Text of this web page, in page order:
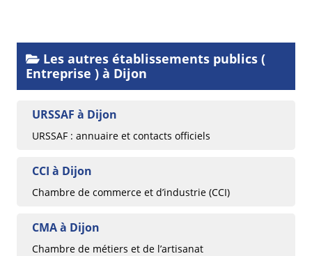
Les autres établissements publics (
Entreprise ) à Dijon
URSSAF à Dijon
URSSAF : annuaire et contacts officiels
CCI à Dijon
Chambre de commerce et d’industrie (CCI)
CMA à Dijon
Chambre de métiers et de l’artisanat